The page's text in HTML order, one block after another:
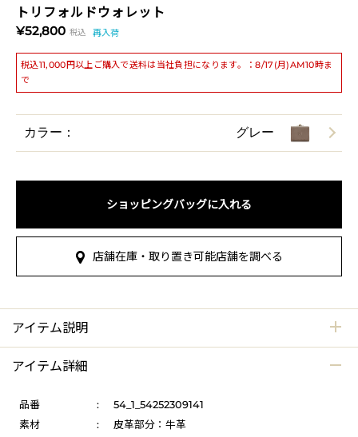
トリフォルドウォレット
¥52,800 税込 再入荷
税込11,000円以上ご購入で送料は当社負担になります。：8/17(月)AM10時ま
で
カラー： グレー
ショッピングバッグに入れる
店舗在庫・取り置き可能店舗を調べる
アイテム説明
アイテム詳細
品番 :
54_1_54252309141
素材
:
皮革部分：牛革